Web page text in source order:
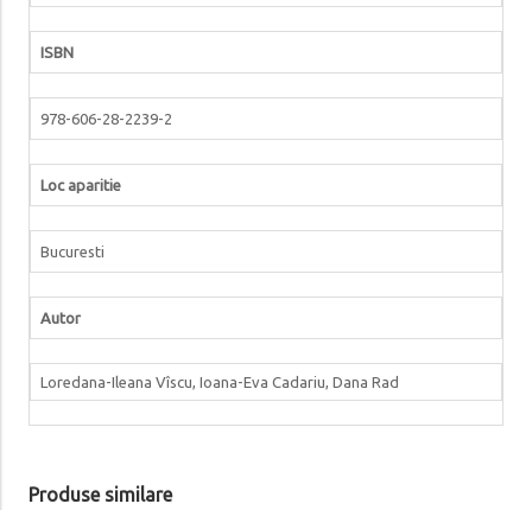
ISBN
978-606-28-2239-2
Loc aparitie
Bucuresti
Autor
Loredana-Ileana Vîscu, Ioana-Eva Cadariu, Dana Rad
Produse similare